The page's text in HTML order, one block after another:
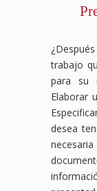
trabajo
para su
Elaborar
desea